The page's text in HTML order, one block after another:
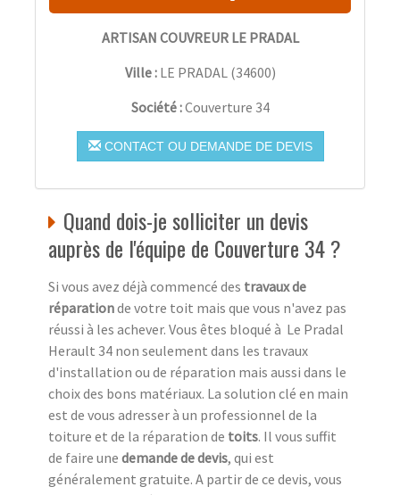
ARTISAN COUVREUR LE PRADAL
Ville : LE PRADAL(34600)
Société :Couverture 34
CONTACT OU DEMANDE DE DEVIS
Quand dois-je solliciter un devis
auprès de l'équipe de Couverture 34 ?
Si vous avez déjà commencé des travaux de
réparationde votre toit mais que vous n'avez pas
réussi à les achever. Vous êtes bloqué à Le Pradal
Herault 34 non seulement dans les travaux
d'installation ou de réparation mais aussi dans le
choix des bons matériaux. La solution clé en main
est de vous adresser à un professionnel de la
toiture et de la réparation de toits. Il vous suffit
de faire une demande de devis, qui est
généralement gratuite. A partir de ce devis, vous